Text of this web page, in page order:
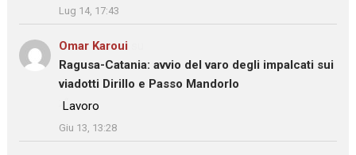
Lug 14, 17:43
Omar Karoui
Ragusa-Catania: avvio del varo degli impalcati sui
viadotti Dirillo e Passo Mandorlo
: “Lavoro
”
Giu 13, 13:28